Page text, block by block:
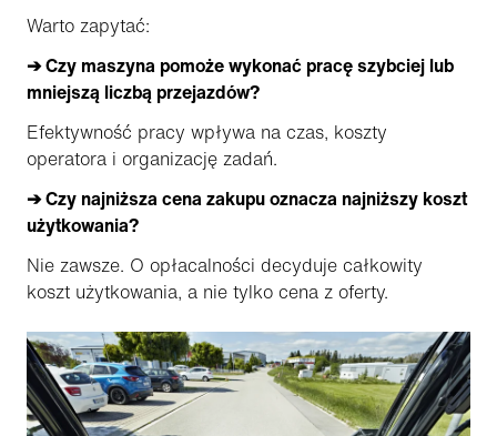
Warto zapytać:
➔ Czy maszyna pomoże wykonać pracę szybciej lub
mniejszą liczbą przejazdów?
Efektywność pracy wpływa na czas, koszty
operatora i organizację zadań.
➔ Czy najniższa cena zakupu oznacza najniższy koszt
użytkowania?
Nie zawsze. O opłacalności decyduje całkowity
koszt użytkowania, a nie tylko cena z oferty.